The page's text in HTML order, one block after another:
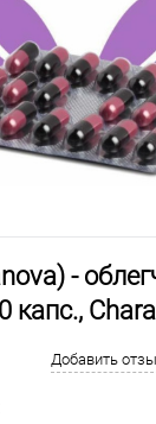
-
капс.,
Добавить